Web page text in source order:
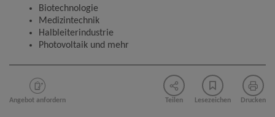
Biotechnologie
Medizintechnik
Halbleiterindustrie
Photovoltaik und mehr
Angebot anfordern Teilen Lesezeichen Drucken